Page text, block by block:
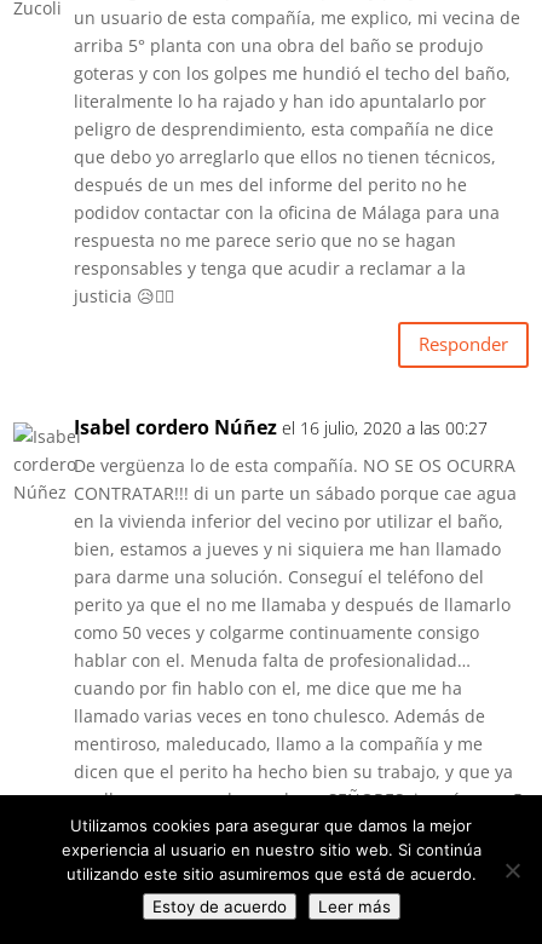
un usuario de esta compañía, me explico, mi vecina de
arriba 5° planta con una obra del baño se produjo
goteras y con los golpes me hundió el techo del baño,
literalmente lo ha rajado y han ido apuntalarlo por
peligro de desprendimiento, esta compañía ne dice
que debo yo arreglarlo que ellos no tienen técnicos,
después de un mes del informe del perito no he
podidov contactar con la oficina de Málaga para una
respuesta no me parece serio que no se hagan
responsables y tenga que acudir a reclamar a la
justicia 😥🤦‍♀️
Responder
Isabel cordero Núñez el 16 julio, 2020 a las 00:27
De vergüenza lo de esta compañía. NO SE OS OCURRA
CONTRATAR!!! di un parte un sábado porque cae agua
en la vivienda inferior del vecino por utilizar el baño,
bien, estamos a jueves y ni siquiera me han llamado
para darme una solución. Conseguí el teléfono del
perito ya que el no me llamaba y después de llamarlo
como 50 veces y colgarme continuamente consigo
hablar con el. Menuda falta de profesionalidad…
cuando por fin hablo con el, me dice que me ha
llamado varias veces en tono chulesco. Además de
mentiroso, maleducado, llamo a la compañía y me
dicen que el perito ha hecho bien su trabajo, y que ya
me llamaran cuando puedan… SEÑORES, imagínense 5
días sin poder utilizar el único baño que hay en mi
casa. He tenido varias compañías de seguros a lo largo
de mi vida, sin duda está LA PEOR. Repito, DE
VERGÜENZA. Espero que no vivan en Badajoz capital y
Utilizamos cookies para asegurar que damos la mejor
experiencia al usuario en nuestro sitio web. Si continúa
utilizando este sitio asumiremos que está de acuerdo.
Estoy de acuerdo
Leer más